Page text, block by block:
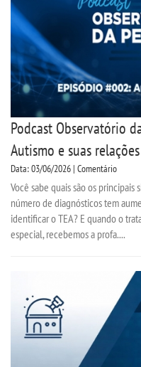
Podcast Observatório
Autismo e suas relações
Data: 03/06/2026 | Comentário
Você sabe quais são os
número de diagnósticos tem
identificar o TEA? E quando o
especial, recebemos a profa....